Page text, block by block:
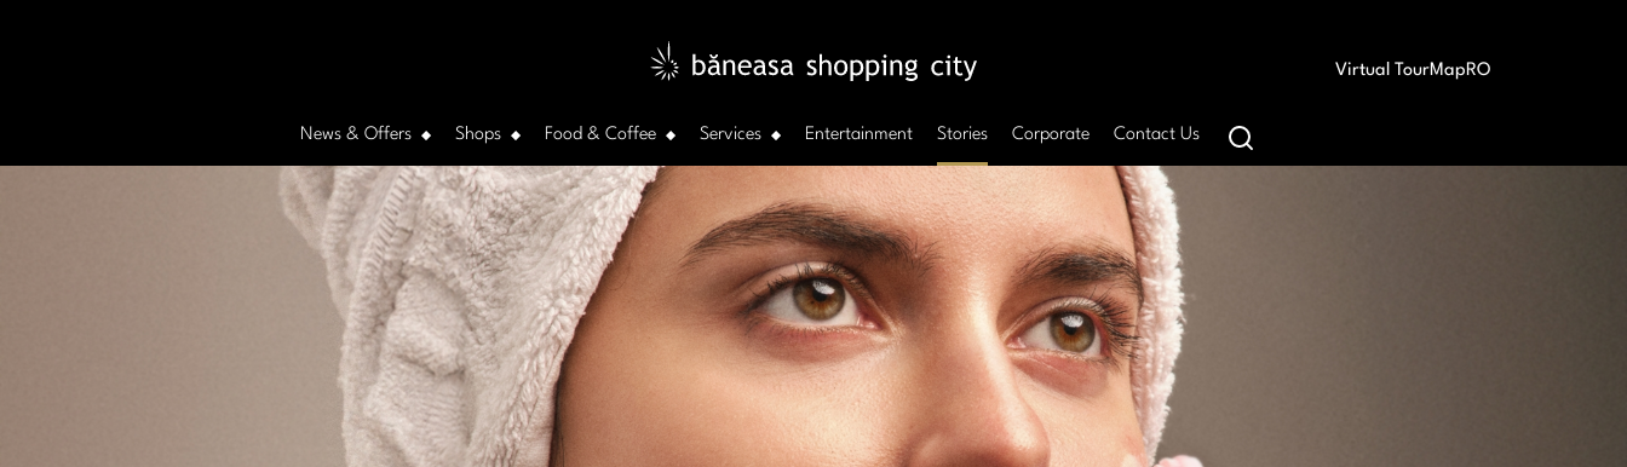
News & Offers Shops Food & Coffee Services Entertainment Stories Corporate Contact Us
Virtual TourMap RO